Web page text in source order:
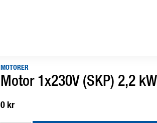
MOTORER
Motor 1x230V (SKP) 2,2 kW
0 kr